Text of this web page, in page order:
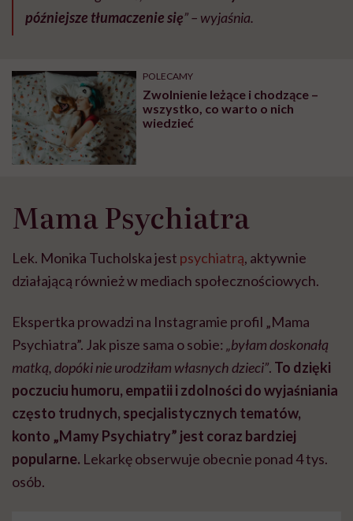
późniejsze tłumaczenie się” – wyjaśnia.
POLECAMY
Zwolnienie leżące i chodzące –
wszystko, co warto o nich
wiedzieć
Mama Psychiatra
Lek. Monika Tucholska jest psychiatrą, aktywnie
działającą również w mediach społecznościowych.
Ekspertka prowadzi na Instagramie profil „Mama
Psychiatra”. Jak pisze sama o sobie: „byłam doskonałą
matką, dopóki nie urodziłam własnych dzieci”. To dzięki
poczuciu humoru, empatii i zdolności do wyjaśniania
często trudnych, specjalistycznych tematów,
konto „Mamy Psychiatry” jest coraz bardziej
popularne. Lekarkę obserwuje obecnie ponad 4 tys.
osób.